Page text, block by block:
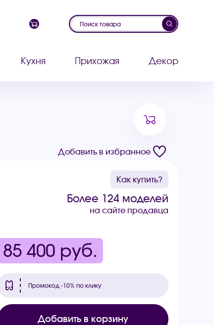
Кухня Прихожая Декор
Добавить в избранное
Как купить?
Более 124 моделей
на сайте продавца
85 400 руб.
Промокод -10% по клику
Добавить в корзину